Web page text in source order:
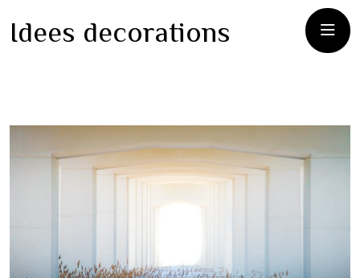
Idees decorations